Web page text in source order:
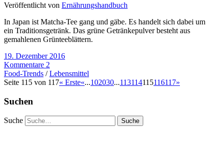
Veröffentlicht von Ernährungshandbuch
In Japan ist Matcha-Tee gang und gäbe. Es handelt sich dabei um
ein Traditionsgetränk. Das grüne Getränkepulver besteht aus
gemahlenen Grünteeblättern.
19. Dezember 2016
Kommentare 2
Food-Trends /Lebensmittel
Seite 115 von 117« Erste«...102030...113114115116117»
Suchen
Suche